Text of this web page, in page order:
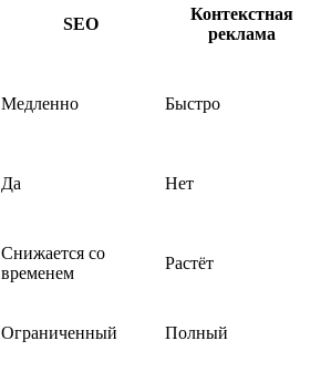
SEO
Контекстная
реклама
Медленно Быстро
Да Нет
Снижается со
временем
Растёт
Ограниченный Полный